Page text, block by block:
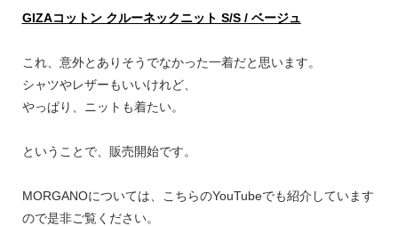
GIZAコットン クルーネックニット S/S / ベージュ
これ、意外とありそうでなかった一着だと思います。
シャツやレザーもいいけれど、
やっぱり、ニットも着たい。
ということで、販売開始です。
MORGANOについては、こちらのYouTubeでも紹介しています
ので是非ご覧ください。